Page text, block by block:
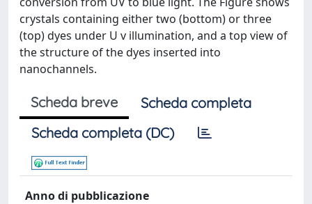
crystals containing either two (bottom) or three
(top) dyes under U v illumination, and a top view of
the structure of the dyes inserted into
nanochannels.
Scheda breve
Scheda completa
Scheda completa (DC)
Anno di pubblicazione